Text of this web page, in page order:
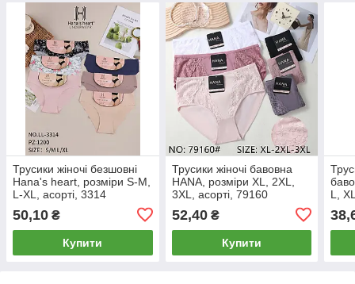
Трусики жіночі безшовні
Hana's heart, розміри S-M,
L-XL, асорті, 3314
50,10 ₴
Купити
Трусики жіночі бавовна
HANA, розміри XL, 2XL,
3XL, асорті, 79160
52,40₴
Купити
L,